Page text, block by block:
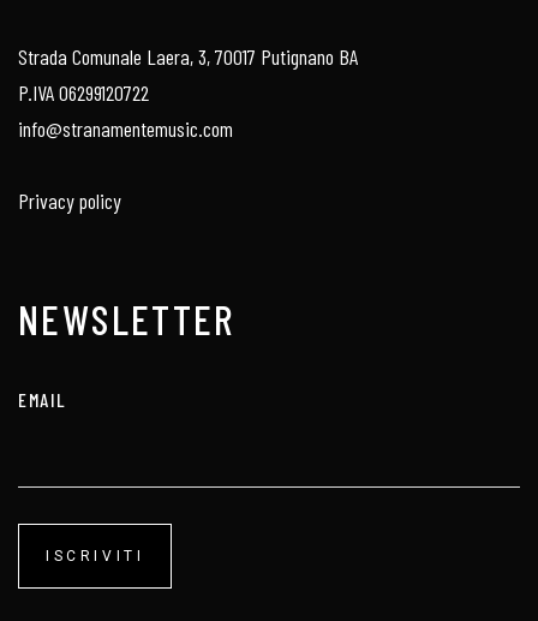
Strada Comunale Laera, 3, 70017 Putignano BA
P.IVA 06299120722
info@stranamentemusic.com
Privacy policy
NEWSLETTER
EMAIL